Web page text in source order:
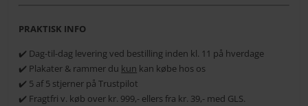
PRAKTISK INFO
✔️ Dag-til-dag levering ved bestilling inden kl. 11 på hverdage
✔️ Plakater & rammer du kun kan købe hos os
✔️ 5 af 5 stjerner på Trustpilot
✔️ Fragtfri v. køb over kr. 999,- ellers fra kr. 39,- med GLS.